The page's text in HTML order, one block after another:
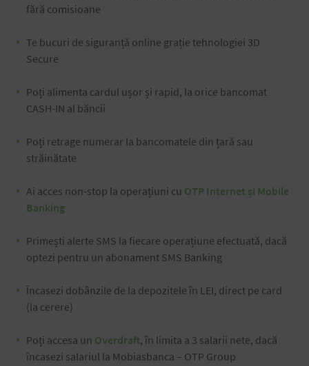
fără comisioane
Te bucuri de siguranță online grație tehnologiei 3D
Secure
Poți alimenta cardul ușor și rapid, la orice bancomat
CASH-IN al băncii
Poți retrage numerar la bancomatele din țară sau
străinătate
Ai acces non-stop la operațiuni cu OTP Internet și Mobile
Banking
Primești alerte SMS la fiecare operațiune efectuată, dacă
optezi pentru un abonament SMS Banking
Încasezi dobânzile de la depozitele în LEI, direct pe card
(la cerere)
Poți accesa un Overdraft, în limita a 3 salarii nete, dacă
încasezi salariul la Mobiasbanca – OTP Group